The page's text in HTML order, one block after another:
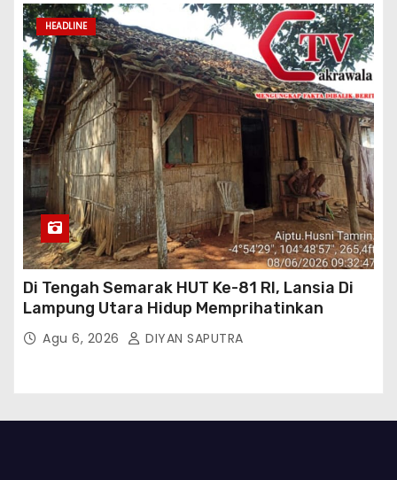
HEADLINE
Di Tengah Semarak HUT Ke-81 RI, Lansia Di
Lampung Utara Hidup Memprihatinkan
Agu 6, 2026 DIYAN SAPUTRA